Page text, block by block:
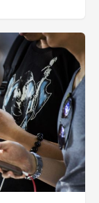
ustoichivost-